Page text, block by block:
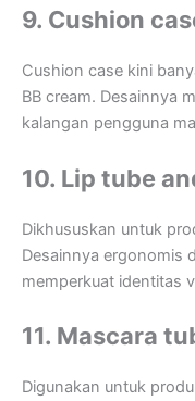
9. Cushion
Cushion case kini
BB cream. Desainnya
kalangan pengguna
10. Lip tube
Dikhususkan untuk
Desainnya ergonomis
memperkuat identitas
11. Mascara
Digunakan untuk